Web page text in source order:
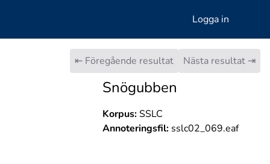
Logga in
⇤ Föregående resultat Nästa resultat ⇥
Snögubben
Korpus:SSLC
Annoteringsfil:sslc02_069.eaf